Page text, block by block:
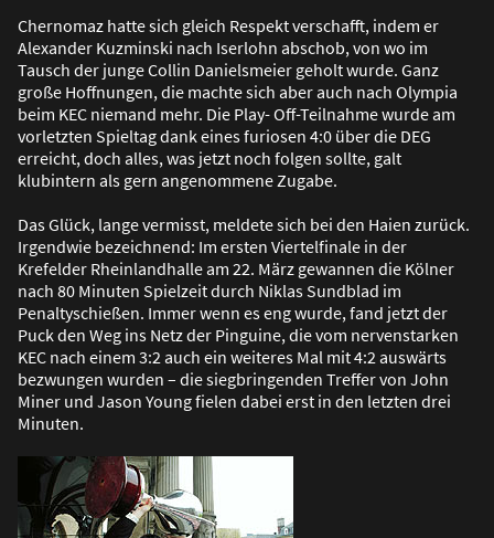
Chernomaz hatte sich gleich Respekt verschafft, indem er
Alexander Kuzminski nach Iserlohn abschob, von wo im
Tausch der junge Collin Danielsmeier geholt wurde. Ganz
große Hoffnungen, die machte sich aber auch nach Olympia
beim KEC niemand mehr. Die Play- Off-Teilnahme wurde am
vorletzten Spieltag dank eines furiosen 4:0 über die DEG
erreicht, doch alles, was jetzt noch folgen sollte, galt
klubintern als gern angenommene Zugabe.
Das Glück, lange vermisst, meldete sich bei den Haien zurück.
Irgendwie bezeichnend: Im ersten Viertelfinale in der
Krefelder Rheinlandhalle am 22. März gewannen die Kölner
nach 80 Minuten Spielzeit durch Niklas Sundblad im
Penaltyschießen. Immer wenn es eng wurde, fand jetzt der
Puck den Weg ins Netz der Pinguine, die vom nervenstarken
KEC nach einem 3:2 auch ein weiteres Mal mit 4:2 auswärts
bezwungen wurden – die siegbringenden Treffer von John
Miner und Jason Young fielen dabei erst in den letzten drei
Minuten.